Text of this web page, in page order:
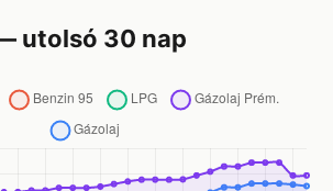
utolsó 30 nap